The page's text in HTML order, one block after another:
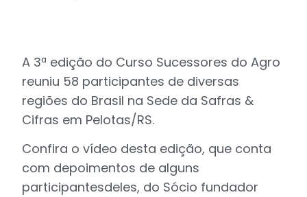
A 3ª edição do Curso Sucessores do Agro
reuniu 58 participantes de diversas
regiões do Brasil na Sede da Safras &
Cifras em Pelotas/RS.
Confira o vídeo desta edição, que conta
com depoimentos de alguns
participantesdeles, do Sócio fundador